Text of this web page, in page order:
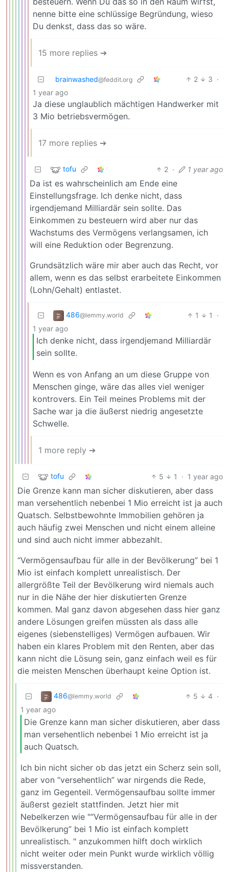
nenne bitte eine schlüssige Begründung, wieso
Du denkst, dass das so wäre.
15 more replies ➔
brainwashed@feddit.org 2 3 ·
1 year ago
Ja diese unglaublich mächtigen Handwerker mit
3 Mio betriebsvermögen.
17 more replies ➔
tofu 2 · 1 year ago
Da ist es wahrscheinlich am Ende eine
Einstellungsfrage. Ich denke nicht, dass
irgendjemand Milliardär sein sollte. Das
Einkommen zu besteuern wird aber nur das
Wachstums des Vermögens verlangsamen, ich
will eine Reduktion oder Begrenzung.
Grundsätzlich wäre mir aber auch das Recht, vor
allem, wenn es das selbst erarbeitete Einkommen
(Lohn/Gehalt) entlastet.
486@lemmy.world 1 1
·
1 year ago
Ich denke nicht, dass irgendjemand Milliardär
sein sollte.
Wenn es von Anfang an um diese Gruppe von
Menschen ginge, wäre das alles viel weniger
kontrovers. Ein Teil meines Problems mit der
Sache war ja die äußerst niedrig angesetzte
Schwelle.
1 more reply ➔
tofu 5 1 · 1 year ago
Die Grenze kann man sicher diskutieren, aber dass
man versehentlich nebenbei 1 Mio erreicht ist ja auch
Quatsch. Selbstbewohnte Immobilien gehören ja
auch häufig zwei Menschen und nicht einem alleine
und sind auch nicht immer abbezahlt.
“Vermögensaufbau für alle in der Bevölkerung” bei 1
Mio ist einfach komplett unrealistisch. Der
allergrößte Teil der Bevölkerung wird niemals auch
nur in die Nähe der hier diskutierten Grenze
kommen. Mal ganz davon abgesehen dass hier ganz
andere Lösungen greifen müssten als dass alle
eigenes (siebenstelliges) Vermögen aufbauen. Wir
haben ein klares Problem mit den Renten, aber das
kann nicht die Lösung sein, ganz einfach weil es für
die meisten Menschen überhaupt keine Option ist.
486@lemmy.world 5 4 ·
1 year ago
Die Grenze kann man sicher diskutieren, aber dass
man versehentlich nebenbei 1 Mio erreicht ist ja
auch Quatsch.
Ich bin nicht sicher ob das jetzt ein Scherz sein soll,
aber von “versehentlich” war nirgends die Rede,
ganz im Gegenteil. Vermögensaufbau sollte immer
äußerst gezielt stattfinden. Jetzt hier mit
Nebelkerzen wie "“Vermögensaufbau für alle in der
Bevölkerung” bei 1 Mio ist einfach komplett
unrealistisch. " anzukommen hilft doch wirklich
nicht weiter oder mein Punkt wurde wirklich völlig
missverstanden.